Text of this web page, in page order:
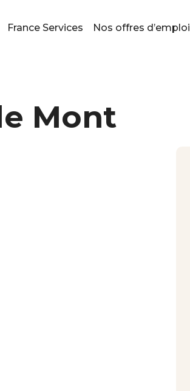
France Services Nos offres d’emploi
Mont